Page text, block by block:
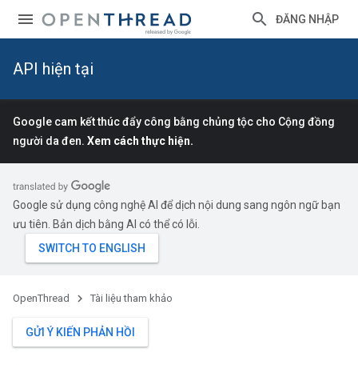
ĐĂNG NHẬP
API hiện tại
Google cam kết thúc đẩy công bằng chủng tộc cho Cộng đồng
người da đen. Xem cách thực hiện.
Google sử dụng công nghệ AI để dịch nội dung sang ngôn ngữ bạn
ưu tiên. Bản dịch bằng AI có thể có lỗi.
OpenThread Tài liệu tham khảo
GỬI Ý KIẾN PHẢN HỒI